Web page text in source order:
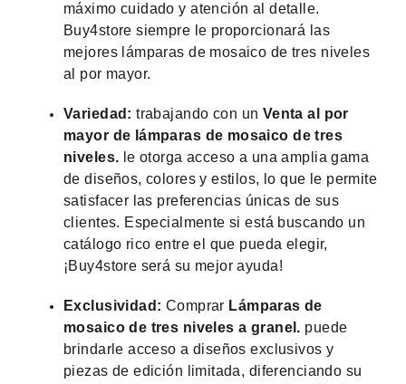
máximo cuidado y atención al detalle.
Buy4store siempre le proporcionará las
mejores lámparas de mosaico de tres niveles
al por mayor.
Variedad: trabajando con un Venta al por
mayor de lámparas de mosaico de tres
niveles. le otorga acceso a una amplia gama
de diseños, colores y estilos, lo que le permite
satisfacer las preferencias únicas de sus
clientes. Especialmente si está buscando un
catálogo rico entre el que pueda elegir,
¡Buy4store será su mejor ayuda!
Exclusividad: Comprar Lámparas de
mosaico de tres niveles a granel. puede
brindarle acceso a diseños exclusivos y
piezas de edición limitada, diferenciando su